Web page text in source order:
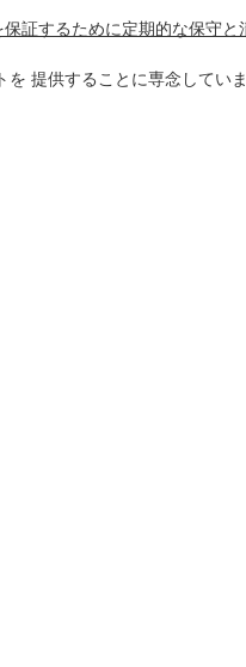
証するために定期的な保守と
提供することに専念して